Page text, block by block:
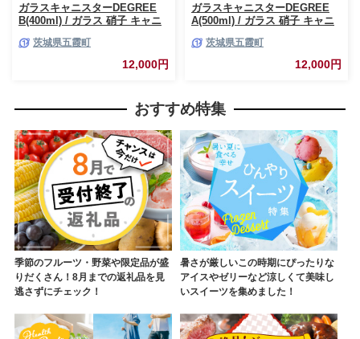
ガラスキャニスターDEGREE
B(400ml) / ガラス 硝子 キャニ
耐熱 一生もの 職人 こだわり
JIDA デザインミュージアムセ
レクション 茨城県 五霞町
茨城県五霞町
12,000円
ガラスキャニスターDEGREE
A(500ml) / ガラス 硝子 キャニ
耐熱 一生もの 職人 こだわり
JIDA デザインミュージアムセ
レクション 茨城県 五霞町
茨城県五霞町
12,000円
おすすめ特集
季節のフルーツ・野菜や限定品が盛
りだくさん！8月までの返礼品を見
逃さずにチェック！
暑さが厳しいこの時期にぴったりな
アイスやゼリーなど涼しくて美味し
いスイーツを集めました！